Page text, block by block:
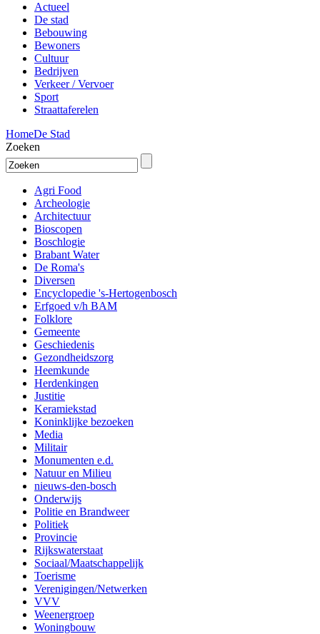
Actueel
De stad
Bebouwing
Bewoners
Cultuur
Bedrijven
Verkeer / Vervoer
Sport
Straattaferelen
HomeDe Stad
Zoeken
Agri Food
Archeologie
Architectuur
Bioscopen
Boschlogie
Brabant Water
De Roma's
Diversen
Encyclopedie 's-Hertogenbosch
Erfgoed v/h BAM
Folklore
Gemeente
Geschiedenis
Gezondheidszorg
Heemkunde
Herdenkingen
Justitie
Keramiekstad
Koninklijke bezoeken
Media
Militair
Monumenten e.d.
Natuur en Milieu
nieuws-den-bosch
Onderwijs
Politie en Brandweer
Politiek
Provincie
Rijkswaterstaat
Sociaal/Maatschappelijk
Toerisme
Verenigingen/Netwerken
VVV
Weenergroep
Woningbouw